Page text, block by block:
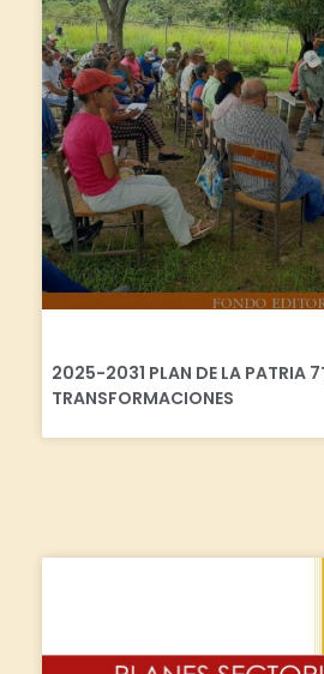
2025-2031 PLAN DE LA PATRIA
TRANSFORMACIONES